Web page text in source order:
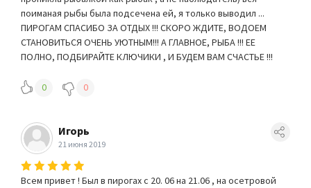
поиманая рыбы была подсечена ей, я только выводил ...
ПИРОГАМ СПАСИБО ЗА ОТДЫХ !!! СКОРО ЖДИТЕ, ВОДОЕМ
СТАНОВИТЬСЯ ОЧЕНЬ УЮТНЫМ!!! А ГЛАВНОЕ, РЫБА !!! ЕЕ
ПОЛНО, ПОДБИРАЙТЕ КЛЮЧИКИ , И БУДЕМ ВАМ СЧАСТЬЕ !!!
0 0
Игорь
21 июня 2019
Всем привет ! Был в пирогах с 20. 06 на 21.06 , на осетровой